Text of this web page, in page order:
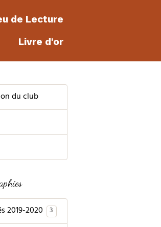
de Lecture
Livre d'or
du club
2019-2020 3